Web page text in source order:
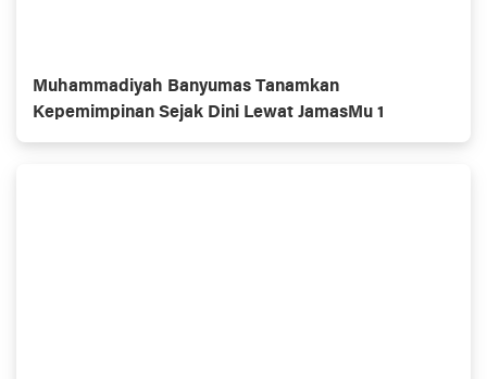
Muhammadiyah Banyumas Tanamkan
Kepemimpinan Sejak Dini Lewat JamasMu 1